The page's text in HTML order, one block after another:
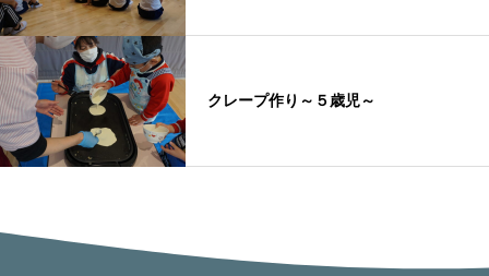
クレープ作り～５歳児～